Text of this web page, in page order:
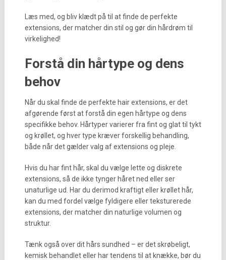
Læs med, og bliv klædt på til at finde de perfekte
extensions, der matcher din stil og gør din hårdrøm til
virkelighed!
Forstå din hårtype og dens
behov
Når du skal finde de perfekte hair extensions, er det
afgørende først at forstå din egen hårtype og dens
specifikke behov. Hårtyper varierer fra fint og glat til tykt
og krøllet, og hver type kræver forskellig behandling,
både når det gælder valg af extensions og pleje.
Hvis du har fint hår, skal du vælge lette og diskrete
extensions, så de ikke tynger håret ned eller ser
unaturlige ud. Har du derimod kraftigt eller krøllet hår,
kan du med fordel vælge fyldigere eller teksturerede
extensions, der matcher din naturlige volumen og
struktur.
Tænk også over dit hårs sundhed – er det skrøbeligt,
kemisk behandlet eller har tendens til at knække, bør du